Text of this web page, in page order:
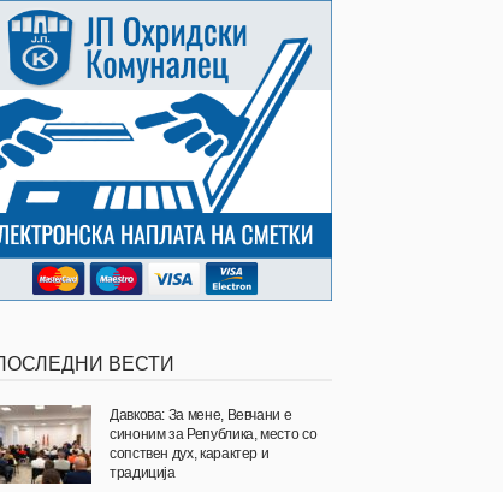
ВЕСТИ
Давкова: За мене, Вевчани е
синоним за Република, место со
сопствен дух, карактер и
традиција